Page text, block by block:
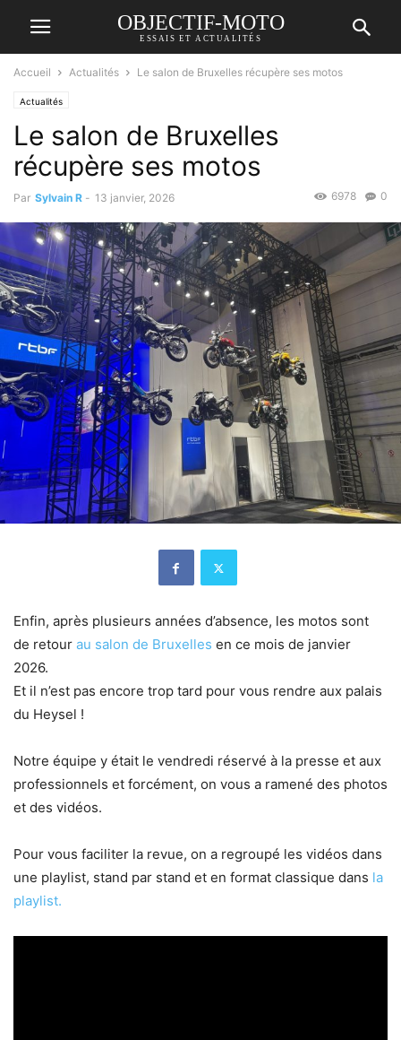
OBJECTIF-MOTO
ESSAIS ET ACTUALITÉS
Accueil Actualités Le salon de Bruxelles récupère ses motos
Actualités
Le salon de Bruxelles
récupère ses motos
Par Sylvain R - 13 janvier, 2026 0
6978
Enfin, après plusieurs années d’absence, les motos sont
de retour au salon de Bruxelles en ce mois de janvier
2026.
Et il n’est pas encore trop tard pour vous rendre aux palais
du Heysel !
Notre équipe y était le vendredi réservé à la presse et aux
professionnels et forcément, on vous a ramené des photos
et des vidéos.
Pour vous faciliter la revue, on a regroupé les vidéos dans
une playlist, stand par stand et en format classique dans la
playlist.